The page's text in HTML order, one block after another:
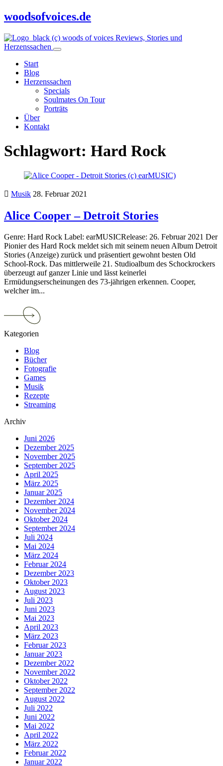
woodsofvoices.de
Reviews, Stories und
Herzenssachen
Start
Blog
Herzenssachen
Specials
Soulmates On Tour
Porträts
Über
Kontakt
Schlagwort: Hard Rock
Musik 28. Februar 2021
Alice Cooper – Detroit Stories
Genre: Hard Rock Label: earMUSICRelease: 26. Februar 2021 Der
Pionier des Hard Rock meldet sich mit seinem neuen Album Detroit
Stories (Anzeige) zurück und präsentiert gewohnt besten Old
School-Rock. Das mittlerweile 21. Studioalbum des Schockrockers
überzeugt auf ganzer Linie und lässt keinerlei
Ermüdungserscheinungen des 73-jährigen erkennen. Cooper,
welcher im...
Stories
Kategorien
Blog
Bücher
Fotografie
Games
Musik
Rezepte
Streaming
Archiv
Juni 2026
Dezember 2025
November 2025
September 2025
April 2025
März 2025
Januar 2025
Dezember 2024
November 2024
Oktober 2024
September 2024
Juli 2024
Mai 2024
März 2024
Februar 2024
Dezember 2023
Oktober 2023
August 2023
Juli 2023
Juni 2023
Mai 2023
April 2023
März 2023
Februar 2023
Januar 2023
Dezember 2022
November 2022
Oktober 2022
September 2022
August 2022
Juli 2022
Juni 2022
Mai 2022
April 2022
März 2022
Februar 2022
Januar 2022